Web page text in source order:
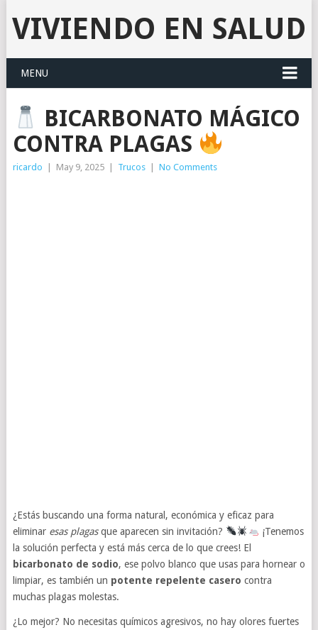
VIVIENDO EN SALUD
MENU
BICARBONATO MÁGICO
CONTRA PLAGAS
ricardo | May 9, 2025 | Trucos | No Comments
¿Estás buscando una forma natural, económica y eficaz para
eliminar esas plagasque aparecen sin invitación?
¡Tenemos
la solución perfecta y está más cerca de lo que crees! El
bicarbonato de sodio, ese polvo blanco que usas para hornear o
limpiar, es también un potente repelente casero contra
muchas plagas molestas.
¿Lo mejor? No necesitas químicos agresivos, no hay olores fuertes